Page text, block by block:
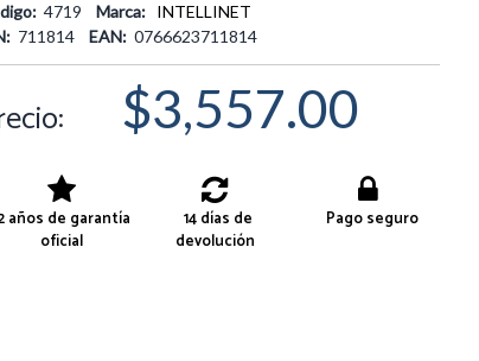
4719 Marca: INTELLINET
711814 EAN: 0766623711814
$3,557.00
años de garantía
oficial
14 días de
devolución
Pago seguro